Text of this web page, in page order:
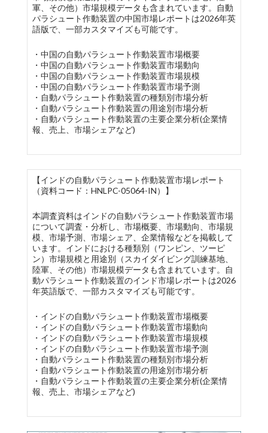
軍、その他）市場規模データも含まれています。自動
パラシュート作動装置の中国市場レポートは2026年英
語版で、一部カスタマイズも可能です。
・中国の自動パラシュート作動装置市場概要
・中国の自動パラシュート作動装置市場動向
・中国の自動パラシュート作動装置市場規模
・中国の自動パラシュート作動装置市場予測
・自動パラシュート作動装置の種類別市場分析
・自動パラシュート作動装置の用途別市場分析
・自動パラシュート作動装置の主要企業分析(企業情
報、売上、市場シェアなど)
【インドの自動パラシュート作動装置市場レポート
（資料コード：HNLPC-05064-IN）】
本調査資料はインドの自動パラシュート作動装置市場
について調査・分析し、市場概要、市場動向、市場規
模、市場予測、市場シェア、企業情報などを掲載して
います。インドにおける種類別（ワンピン、ツーピ
ン）市場規模と用途別（スカイダイビング訓練基地、
陸軍、その他）市場規模データも含まれています。自
動パラシュート作動装置のインド市場レポートは2026
年英語版で、一部カスタマイズも可能です。
・インドの自動パラシュート作動装置市場概要
・インドの自動パラシュート作動装置市場動向
・インドの自動パラシュート作動装置市場規模
・インドの自動パラシュート作動装置市場予測
・自動パラシュート作動装置の種類別市場分析
・自動パラシュート作動装置の用途別市場分析
・自動パラシュート作動装置の主要企業分析(企業情
報、売上、市場シェアなど)